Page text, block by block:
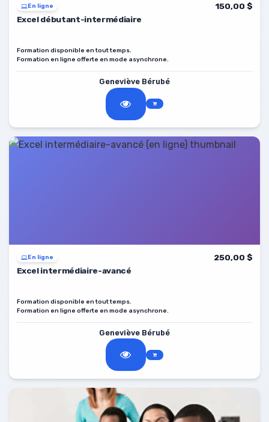
En ligne
150,00 $
Excel débutant-intermédiaire
Formation disponible en tout temps.
Formation en ligne offerte en mode asynchrone.
Geneviève Bérubé
En ligne
250,00 $
Excel intermédiaire-avancé
Formation disponible en tout temps.
Formation en ligne offerte en mode asynchrone.
Geneviève Bérubé